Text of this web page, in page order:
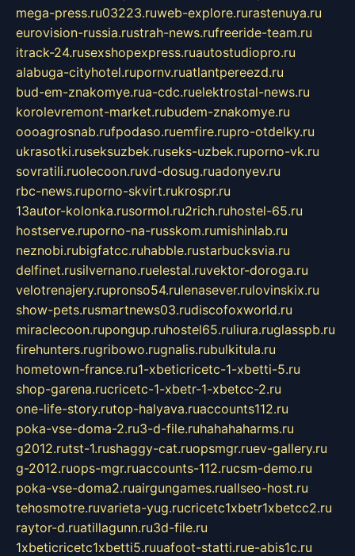
mega-press.ru03223.ruweb-explore.rurastenuya.ru
eurovision-russia.rustrah-news.rufreeride-team.ru
itrack-24.rusexshopexpress.ruautostudiopro.ru
alabuga-cityhotel.rupornv.ruatlantpereezd.ru
bud-em-znakomye.rua-cdc.ruelektrostal-news.ru
korolevremont-market.rubudem-znakomye.ru
oooagrosnab.rufpodaso.ruemfire.rupro-otdelky.ru
ukrasotki.ruseksuzbek.ruseks-uzbek.ruporno-vk.ru
sovratili.ruolecoon.ruvd-dosug.ruadonyev.ru
rbc-news.ruporno-skvirt.rukrospr.ru
13autor-kolonka.rusormol.ru2rich.ruhostel-65.ru
hostserve.ruporno-na-russkom.rumishinlab.ru
neznobi.rubigfatcc.ruhabble.rustarbucksvia.ru
delfinet.rusilvernano.ruelestal.ruvektor-doroga.ru
velotrenajery.rupronso54.rulenasever.rulovinskix.ru
show-pets.rusmartnews03.rudiscofoxworld.ru
miraclecoon.rupongup.ruhostel65.ruliura.ruglasspb.ru
firehunters.rugribowo.rugnalis.rubulkitula.ru
hometown-france.ru1-xbeticricetc-1-xbetti-5.ru
shop-garena.rucricetc-1-xbetr-1-xbetcc-2.ru
one-life-story.rutop-halyava.ruaccounts112.ru
poka-vse-doma-2.ru3-d-file.ruhahahaharms.ru
g2012.rutst-1.rushaggy-cat.ruopsmgr.ruev-gallery.ru
g-2012.ruops-mgr.ruaccounts-112.rucsm-demo.ru
poka-vse-doma2.ruairgungames.ruallseo-host.ru
tehosmotre.ruvarieta-yug.rucricetc1xbetr1xbetcc2.ru
raytor-d.ruatillagunn.ru3d-file.ru
1xbeticricetc1xbetti5.ruuafoot-statti.rue-abis1c.ru